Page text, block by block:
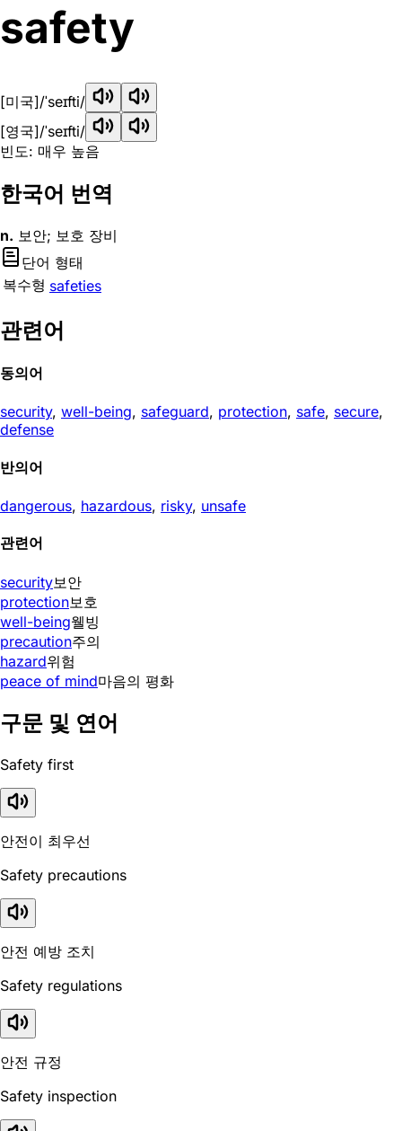
safety
[미국]/ˈseɪfti/
[영국]/ˈseɪfti/
빈도: 매우 높음
한국어 번역
n. 보안; 보호 장비
단어 형태
복수형 safeties
관련어
동의어
security, well-being, safeguard, protection, safe, secure,
defense
반의어
dangerous, hazardous, risky, unsafe
관련어
security보안
protection보호
well-being웰빙
precaution주의
hazard위험
peace of mind마음의 평화
구문 및 연어
Safety first
안전이 최우선
Safety precautions
안전 예방 조치
Safety regulations
안전 규정
Safety inspection